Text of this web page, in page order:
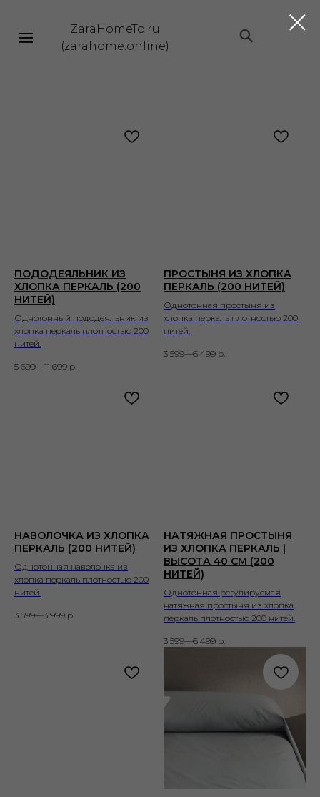
|||
ZaraHomeTo.ru
(zarahome.online)
ПОДОДЕЯЛЬНИК ИЗ
ХЛОПКА ПЕРКАЛЬ (200
НИТЕЙ)
Однотонный пододеяльник из
хлопка перкаль плотностью 200
нитей.
5 699—11 699 р.
ПРОСТЫНЯ ИЗ ХЛОПКА
ПЕРКАЛЬ (200 НИТЕЙ)
Однотонная простыня из
хлопка перкаль плотностью 200
нитей.
3 599—6 499 р.
НАВОЛОЧКА ИЗ ХЛОПКА
ПЕРКАЛЬ (200 НИТЕЙ)
Однотонная наволочка из
хлопка перкаль плотностью 200
нитей.
3 599—3 999 р.
НАТЯЖНАЯ ПРОСТЫНЯ
ИЗ ХЛОПКА ПЕРКАЛЬ |
ВЫСОТА 40 СМ (200
НИТЕЙ)
Однотонная регулируемая
натяжная простыня из хлопка
перкаль плотностью 200 нитей.
3 599—6 499 р.